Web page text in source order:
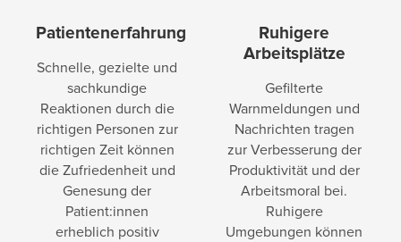
Patientenerfahrung
Schnelle, gezielte und
sachkundige
Reaktionen durch die
richtigen Personen zur
richtigen Zeit können
die Zufriedenheit und
Genesung der
Patient:innen
erheblich positiv
Ruhigere
Arbeitsplätze
Gefilterte
Warnmeldungen und
Nachrichten tragen
zur Verbesserung der
Produktivität und der
Arbeitsmoral bei.
Ruhigere
Umgebungen können